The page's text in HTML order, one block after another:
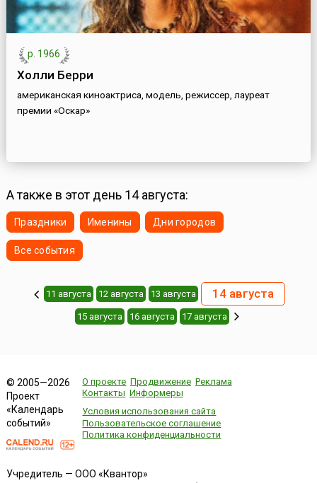
р. 1966
Холли Берри
американская киноактриса, модель, режиссер, лауреат
премии «Оскар»
А также в этот день 14 августа:
Праздники Именины Дни городов
Все события
11 августа 12 августа 13 августа 14 августа
15 августа 16 августа 17 августа
© 2005—2026
Проект
«Календарь
событий»
О проекте Продвижение Реклама
Контакты Информеры
Условия использования сайта
Пользовательское соглашение
Политика конфиденциальности
Учредитель — ООО «Квантор»